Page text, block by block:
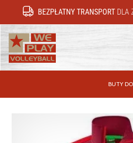
BEZPŁATNY TRANSPORT DLA
BUTY